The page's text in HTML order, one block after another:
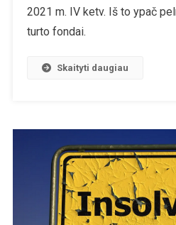
2021 m. IV ketv. Iš to ypač
turto fondai.
Skaityti daugiau